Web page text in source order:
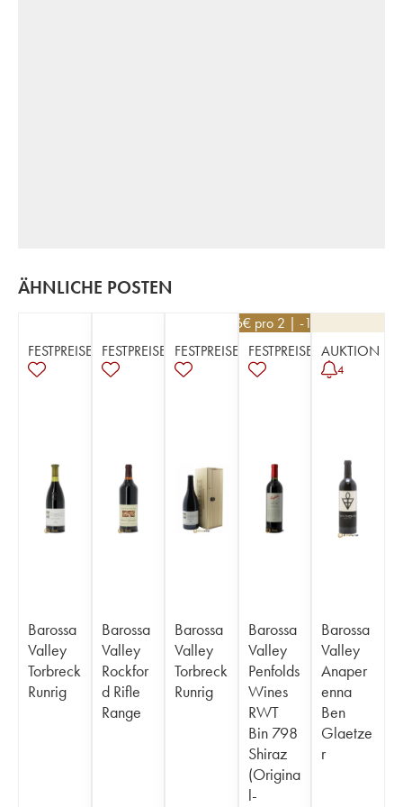
ÄHNLICHE POSTEN
FESTPREISE
Barossa
Valley
Torbreck
Runrig
FESTPREISE
Barossa
Valley
Rockfor
d Rifle
Range
FESTPREISE
Barossa
Valley
Torbreck
Runrig
126€ pro 2 | -10%
FESTPREISE
Barossa
Valley
Penfolds
Wines
RWT
Bin 798
Shiraz
(Origina
l-
AUKTION
4
Barossa
Valley
Anaper
enna
Ben
Glaetze
r